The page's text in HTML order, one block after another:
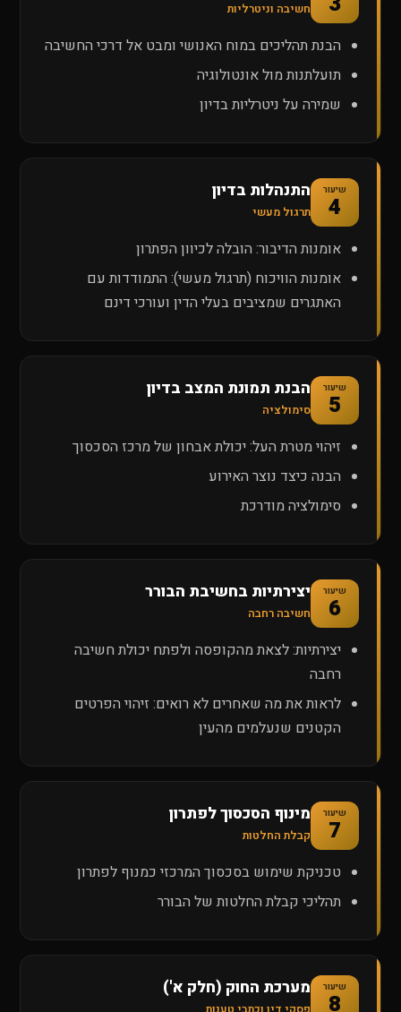
חשיבה וניטרליות
הבנת תהליכים במוח האנושי ומבט אל דרכי החשיבה
תועלתנות מול אונטולוגיה
שמירה על ניטרליות בדיון
שיעור
4
התנהלות בדיון
תרגול מעשי
אומנות הדיבור: הובלה לכיוון הפתרון
אומנות הוויכוח (תרגול מעשי): התמודדות עם
האתגרים שמציבים בעלי הדין ועורכי דינם
שיעור
5
הבנת תמונת המצב בדיון
סימולציה
זיהוי מטרת העל: יכולת אבחון של מרכז הסכסוך
הבנה כיצד נוצר האירוע
סימולציה מודרכת
שיעור
6
יצירתיות בחשיבת הבורר
חשיבה רחבה
יצירתיות: לצאת מהקופסה ולפתח יכולת חשיבה
רחבה
לראות את מה שאחרים לא רואים: זיהוי הפרטים
הקטנים שנעלמים מהעין
שיעור
7
מינוף הסכסוך לפתרון
קבלת החלטות
טכניקת שימוש בסכסוך המרכזי כמנוף לפתרון
תהליכי קבלת החלטות של הבורר
שיעור
8
מערכת החוק (חלק א')